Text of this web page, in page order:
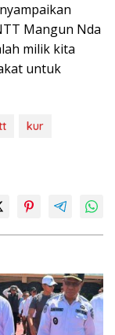
Mangun Nda
milik kita
untuk
kur